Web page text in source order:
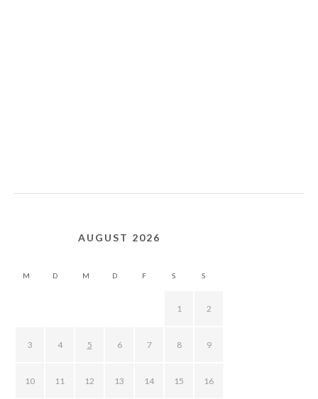
AUGUST 2026
M D M D F S S
1 2
3 4 5 6 7 8 9
10 11 12 13 14 15 16